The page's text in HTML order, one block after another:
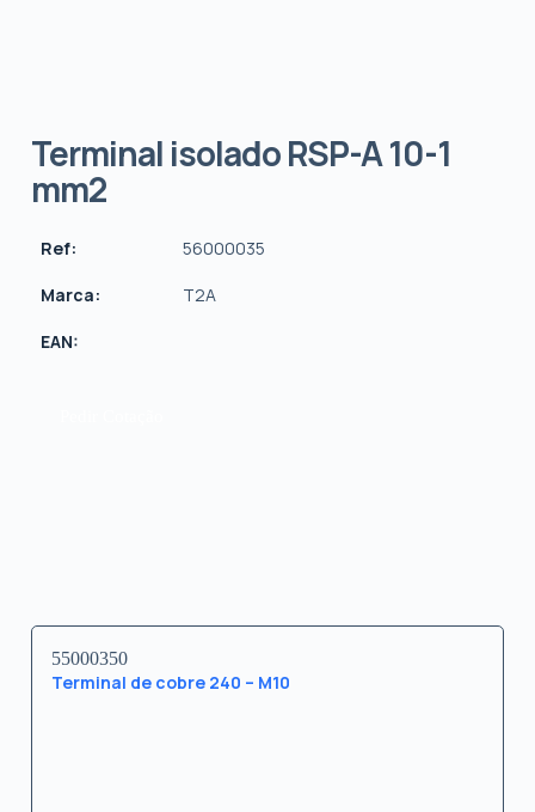
Terminal isolado RSP-A 10-1
mm2
Ref: 56000035
Marca: T2A
EAN:
55000350
Terminal de cobre 240 – M10